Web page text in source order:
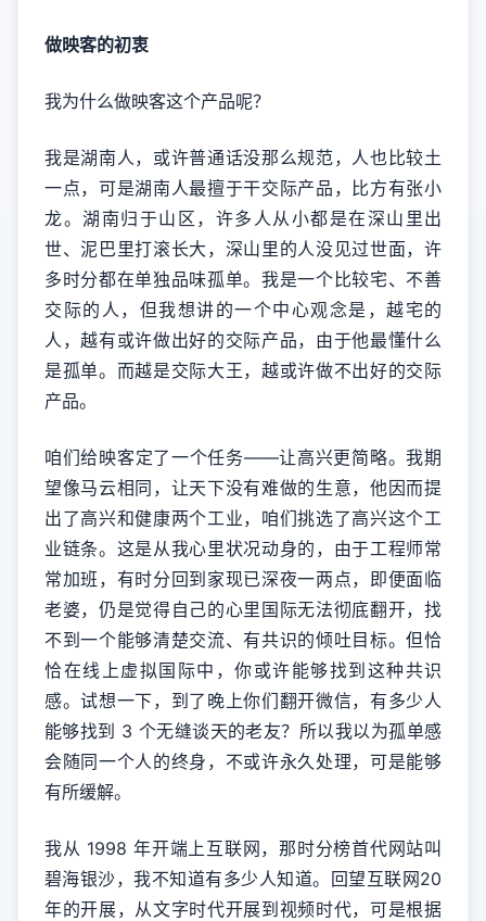
做映客的初衷
我为什么做映客这个产品呢？
我是湖南人，或许普通话没那么规范，人也比较土
一点，可是湖南人最擅于干交际产品，比方有张小
龙。湖南归于山区，许多人从小都是在深山里出
世、泥巴里打滚长大，深山里的人没见过世面，许
多时分都在单独品味孤单。我是一个比较宅、不善
交际的人，但我想讲的一个中心观念是，越宅的
人，越有或许做出好的交际产品，由于他最懂什么
是孤单。而越是交际大王，越或许做不出好的交际
产品。
咱们给映客定了一个任务——让高兴更简略。我期
望像马云相同，让天下没有难做的生意，他因而提
出了高兴和健康两个工业，咱们挑选了高兴这个工
业链条。这是从我心里状况动身的，由于工程师常
常加班，有时分回到家现已深夜一两点，即便面临
老婆，仍是觉得自己的心里国际无法彻底翻开，找
不到一个能够清楚交流、有共识的倾吐目标。但恰
恰在线上虚拟国际中，你或许能够找到这种共识
感。试想一下，到了晚上你们翻开微信，有多少人
能够找到 3 个无缝谈天的老友？所以我以为孤单感
会随同一个人的终身，不或许永久处理，可是能够
有所缓解。
我从 1998 年开端上互联网，那时分榜首代网站叫
碧海银沙，我不知道有多少人知道。回望互联网20
年的开展，从文字时代开展到视频时代，可是根据